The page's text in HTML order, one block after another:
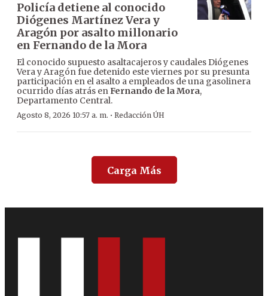
Policía detiene al conocido
Diógenes Martínez Vera y
Aragón por asalto millonario
en Fernando de la Mora
El conocido supuesto asaltacajeros y caudales Diógenes
Vera y Aragón fue detenido este viernes por su presunta
participación en el asalto a empleados de una gasolinera
ocurrido días atrás enFernando de la Mora,
Departamento Central.
Agosto 8, 2026 10:57 a. m. · Redacción ÚH
Carga Más